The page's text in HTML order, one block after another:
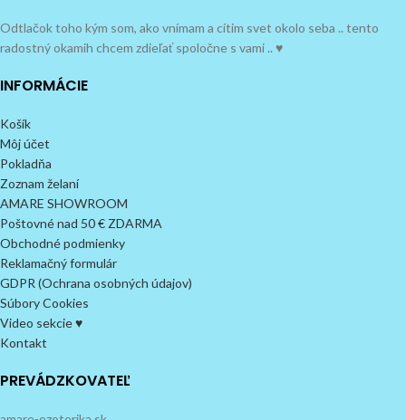
Odtlačok toho kým som, ako vnímam a cítim svet okolo seba .. tento
radostný okamih chcem zdieľať spoločne s vami .. ♥
INFORMÁCIE
Košík
Môj účet
Pokladňa
Zoznam želaní
AMARE SHOWROOM
Poštovné nad 50 € ZDARMA
Obchodné podmienky
Reklamačný formulár
GDPR (Ochrana osobných údajov)
Súbory Cookies
Video sekcie ♥
Kontakt
PREVÁDZKOVATEĽ